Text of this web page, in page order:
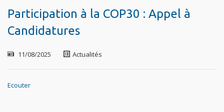
Participation à la COP30 : Appel à
Candidatures
11/08/2025 Actualités
Ecouter